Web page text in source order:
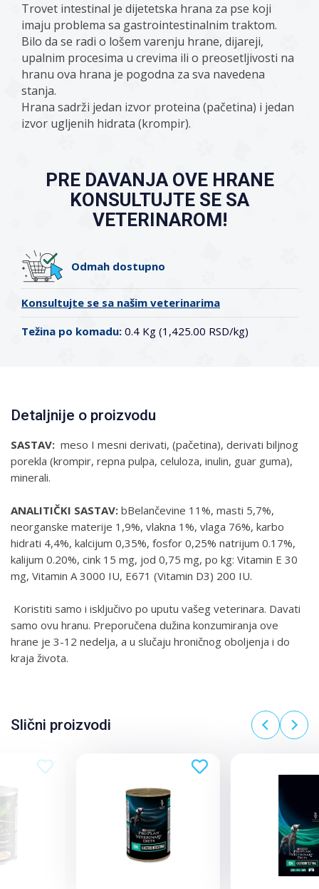
Trovet intestinal je dijetetska hrana za pse koji
imaju problema sa gastrointestinalnim traktom.
Bilo da se radi o lošem varenju hrane, dijareji,
upalnim procesima u crevima ili o preosetljivosti na
hranu ova hrana je pogodna za sva navedena
stanja.
Hrana sadrži jedan izvor proteina (pačetina) i jedan
izvor ugljenih hidrata (krompir).
PRE DAVANJA OVE HRANE
KONSULTUJTE SE SA
VETERINAROM!
Odmah dostupno
Konsultujte se sa našim veterinarima
Težina po komadu: 0.4 Kg (1,425.00 RSD/kg)
Detaljnije o proizvodu
SASTAV: meso I mesni derivati, (pačetina), derivati biljnog
porekla (krompir, repna pulpa, celuloza, inulin, guar guma),
minerali.
ANALITIČKI SASTAV: bBelančevine 11%, masti 5,7%,
neorganske materije 1,9%, vlakna 1%, vlaga 76%, karbo
hidrati 4,4%, kalcijum 0,35%, fosfor 0,25% natrijum 0.17%,
kalijum 0.20%, cink 15 mg, jod 0,75 mg, po kg: Vitamin E 30
mg, Vitamin A 3000 IU, E671 (Vitamin D3) 200 IU.
Koristiti samo i isključivo po uputu vašeg veterinara. Davati
samo ovu hranu. Preporučena dužina konzumiranja ove
hrane je 3-12 nedelja, a u slučaju hroničnog oboljenja i do
kraja života.
Slični proizvodi